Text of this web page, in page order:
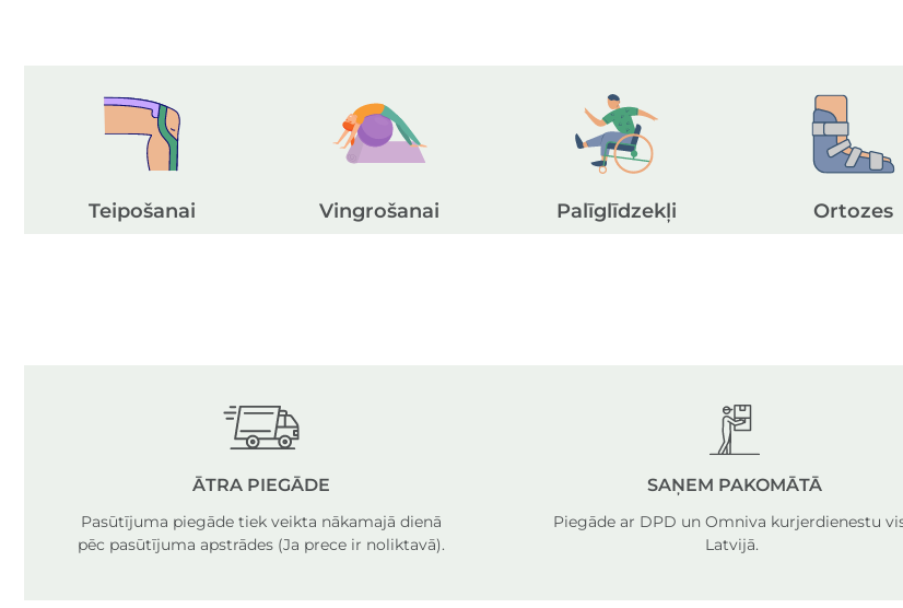
Teipošanai Vingrošanai Palīglīdzekļi Ortozes
ĀTRA PIEGĀDE
Pasūtījuma piegāde tiek veikta nākamajā dienā
pēc pasūtījuma apstrādes (Ja prece ir noliktavā).
SAŅEM PAKOMĀTĀ
Piegāde ar DPD un Omniva kurjerdienestu
Latvijā.